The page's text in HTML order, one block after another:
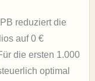
reduziert die
auf 0 €
die ersten 1.000
optimal